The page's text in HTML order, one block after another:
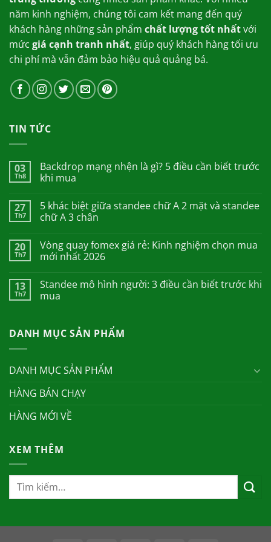
năm kinh nghiệm, chúng tôi cam kết mang đến quý
khách hàng những sản phẩm chất lượng tốt nhấtvới
mức giá cạnh tranh nhất, giúp quý khách hàng tối ưu
chi phí mà vẫn đảm bảo hiệu quả quảng bá.
TIN TỨC
03
Th8
Backdrop mạng nhện là gì? 5 điều cần biết trước
khi mua
27
Th7
5 khác biệt giữa standee chữ A 2 mặt và standee
chữ A 3 chân
20
Th7
Vòng quay fomex giá rẻ: Kinh nghiệm chọn mua
mới nhất 2026
13
Th7
Standee mô hình người: 3 điều cần biết trước khi
mua
DANH MỤC SẢN PHẨM
DANH MỤC SẢN PHẨM
HÀNG BÁN CHẠY
HÀNG MỚI VỀ
XEM THÊM